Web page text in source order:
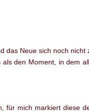
das Neue sich noch nicht
den Moment, in dem
für mich markiert diese